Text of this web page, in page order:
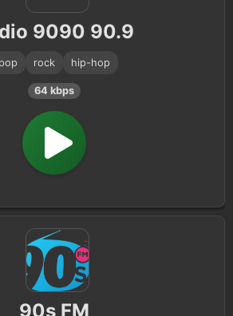
9090 90.9
pop rock hip-hop
64 kbps
90s FM